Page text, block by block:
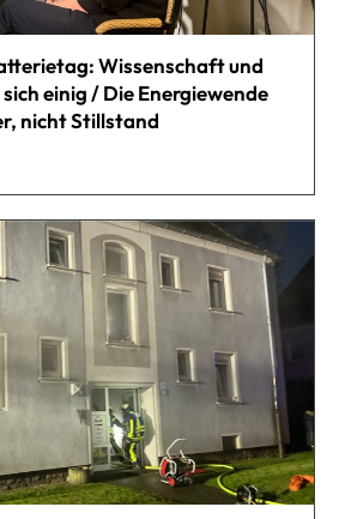
Wissenschaft und
einig / Die Energiewende
nicht Stillstand